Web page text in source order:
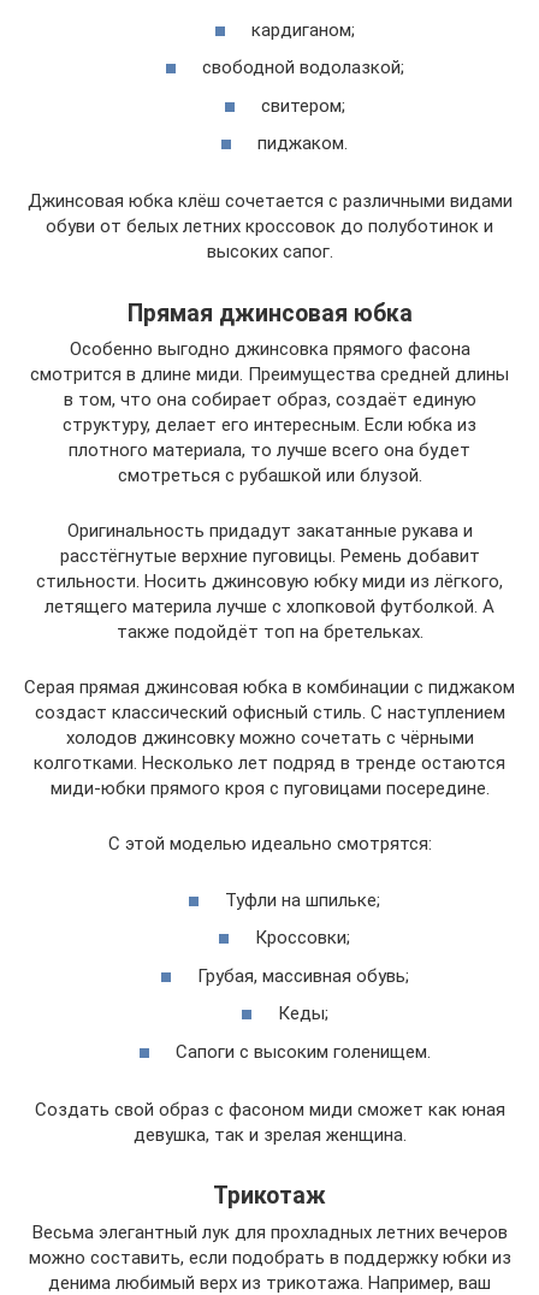
кардиганом;
свободной водолазкой;
свитером;
пиджаком.
Джинсовая юбка клёш сочетается с различными видами
обуви от белых летних кроссовок до полуботинок и
высоких сапог.
Прямая джинсовая юбка
Особенно выгодно джинсовка прямого фасона
смотрится в длине миди. Преимущества средней длины
в том, что она собирает образ, создаёт единую
структуру, делает его интересным. Если юбка из
плотного материала, то лучше всего она будет
смотреться с рубашкой или блузой.
Оригинальность придадут закатанные рукава и
расстёгнутые верхние пуговицы. Ремень добавит
стильности. Носить джинсовую юбку миди из лёгкого,
летящего материла лучше с хлопковой футболкой. А
также подойдёт топ на бретельках.
Серая прямая джинсовая юбка в комбинации с пиджаком
создаст классический офисный стиль. С наступлением
холодов джинсовку можно сочетать с чёрными
колготками. Несколько лет подряд в тренде остаются
миди-юбки прямого кроя с пуговицами посередине.
С этой моделью идеально смотрятся:
Туфли на шпильке;
Кроссовки;
Грубая, массивная обувь;
Кеды;
Сапоги с высоким голенищем.
Создать свой образ с фасоном миди сможет как юная
девушка, так и зрелая женщина.
Трикотаж
Весьма элегантный лук для прохладных летних вечеров
можно составить, если подобрать в поддержку юбки из
денима любимый верх из трикотажа. Например, ваш